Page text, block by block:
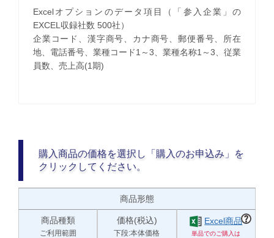
Excelオプションのデータ項目（「参入企業」の
EXCEL収録社数 500社）
企業コード、漢字商号、カナ商号、郵便番号、所在
地、電話番号、業種コード1～3、業種名称1～3、従業
員数、売上高(1期)
購入商品の価格を選択し「購入のお申込み」を
クリックしてください。
商品形態
商品種類
ご利用範囲
価格(税込)
下段:本体価格
Excel商品